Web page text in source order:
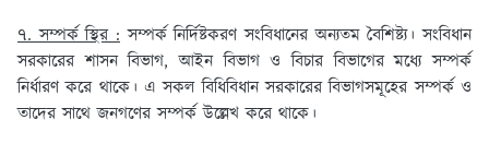
৭. সম্পর্ক স্থির : সম্পর্ক নির্দিষ্টকরণ সংবিধানের অন্যতম বৈশিষ্ট্য। সংবিধান
সরকারের শাসন বিভাগ, আইন বিভাগ ও বিচার বিভাগের মধ্যে সম্পর্ক
নির্ধারণ করে থাকে। এ সকল বিধিবিধান সরকারের বিভাগসমূহের সম্পর্ক ও
তাদের সাথে জনগণের সম্পর্ক উল্লেখ করে থাকে।